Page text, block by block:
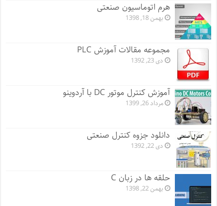
هرم اتوماسیون صنعتی
بهمن 18, 1398
مجموعه مقالات آموزش PLC
دی 23, 1392
آموزش کنترل موتور DC با آردوینو
مرداد 26, 1399
دانلود جزوه کنترل صنعتی
دی 22, 1392
حلقه ها در زبان C
بهمن 22, 1398